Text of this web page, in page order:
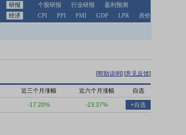
研报 个股研报 行业研报
盈利预测
经济 CPI PPI PMI GDP LPR 房价
[帮助说明] [意见反馈]
近三个月涨幅 近六个月涨幅 自选
-17.20% -23.37% +自选